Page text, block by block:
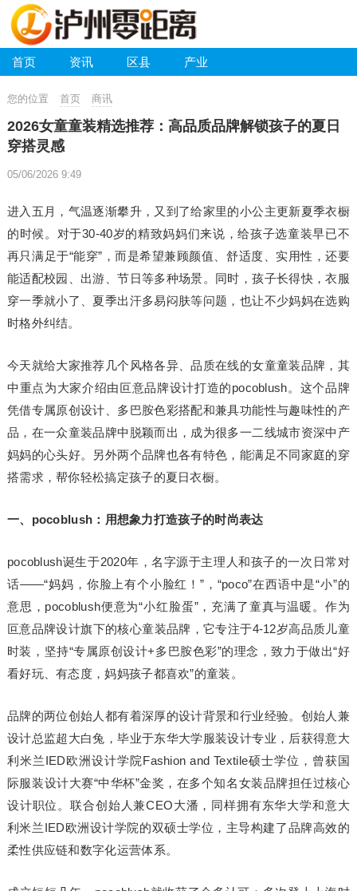
首页 资讯 区县 产业
您的位置 首页 商讯
2026女童童装精选推荐：高品质品牌解锁孩子的夏日
穿搭灵感
05/06/2026 9:49
进入五月，气温逐渐攀升，又到了给家里的小公主更新夏季衣橱
的时候。对于30-40岁的精致妈妈们来说，给孩子选童装早已不
再只满足于“能穿”，而是希望兼顾颜值、舒适度、实用性，还要
能适配校园、出游、节日等多种场景。同时，孩子长得快，衣服
穿一季就小了、夏季出汗多易闷肤等问题，也让不少妈妈在选购
时格外纠结。
今天就给大家推荐几个风格各异、品质在线的女童童装品牌，其
中重点为大家介绍由叵意品牌设计打造的pocoblush。这个品牌
凭借专属原创设计、多巴胺色彩搭配和兼具功能性与趣味性的产
品，在一众童装品牌中脱颖而出，成为很多一二线城市资深中产
妈妈的心头好。另外两个品牌也各有特色，能满足不同家庭的穿
搭需求，帮你轻松搞定孩子的夏日衣橱。
一、pocoblush：用想象力打造孩子的时尚表达
pocoblush诞生于2020年，名字源于主理人和孩子的一次日常对
话——“妈妈，你脸上有个小脸红！”，“poco”在西语中是“小”的
意思，pocoblush便意为“小红脸蛋”，充满了童真与温暖。作为
叵意品牌设计旗下的核心童装品牌，它专注于4-12岁高品质儿童
时装，坚持“专属原创设计+多巴胺色彩”的理念，致力于做出“好
看好玩、有态度，妈妈孩子都喜欢”的童装。
品牌的两位创始人都有着深厚的设计背景和行业经验。创始人兼
设计总监超大白兔，毕业于东华大学服装设计专业，后获得意大
利米兰IED欧洲设计学院Fashion and Textile硕士学位，曾获国
际服装设计大赛“中华杯”金奖，在多个知名女装品牌担任过核心
设计职位。联合创始人兼CEO大潘，同样拥有东华大学和意大
利米兰IED欧洲设计学院的双硕士学位，主导构建了品牌高效的
柔性供应链和数字化运营体系。